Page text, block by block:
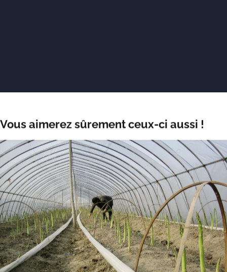
Vous aimerez sûrement ceux-ci aussi !